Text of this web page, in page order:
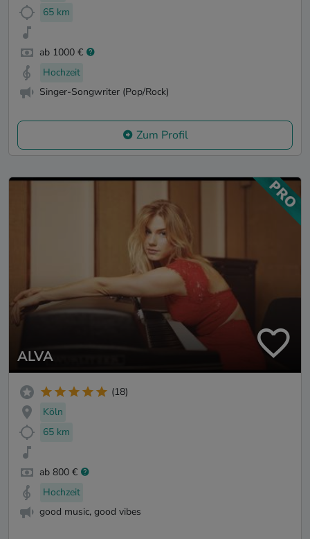
65 km
ab 1000 €
Hochzeit
Singer-Songwriter (Pop/Rock)
Zum Profil
ALVA
(18)
Köln
65 km
ab 800 €
Hochzeit
good music, good vibes